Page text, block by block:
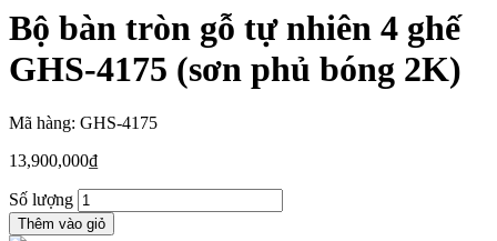
Bộ bàn tròn gỗ tự nhiên 4 ghế
GHS-4175 (sơn phủ bóng 2K)
Mã hàng: GHS-4175
13,900,000₫
Số lượng
Thêm vào giỏ